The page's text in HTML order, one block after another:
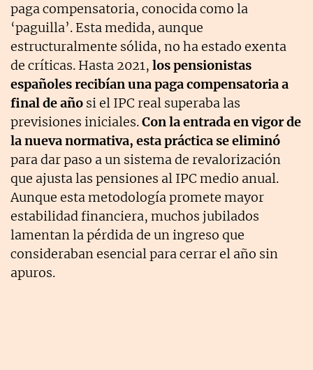
paga compensatoria, conocida como la
‘paguilla’. Esta medida, aunque
estructuralmente sólida, no ha estado exenta
de críticas. Hasta 2021, los pensionistas
españoles recibían una paga compensatoria a
final de año si el IPC real superaba las
previsiones iniciales.Con la entrada en vigor de
la nueva normativa, esta práctica se eliminó
para dar paso a un sistema de revalorización
que ajusta las pensiones al IPC medio anual.
Aunque esta metodología promete mayor
estabilidad financiera, muchos jubilados
lamentan la pérdida de un ingreso que
consideraban esencial para cerrar el año sin
apuros.